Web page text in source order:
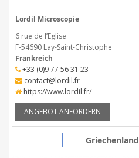
Lordil Microscopie
6 rue de l’Eglise
F-54690 Lay-Saint-Christophe
Frankreich
+33 (0)9 77 56 31 23
contact@lordil.fr
https://www.lordil.fr/
ANGEBOT ANFORDERN
Griechenland